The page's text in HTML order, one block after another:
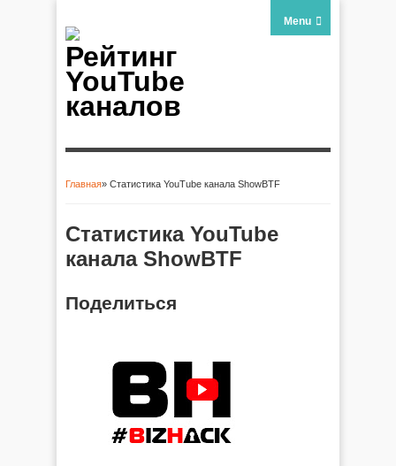
Рейтинг
YouTube
каналов
Menu
Главная» Статистика YouTube канала ShowBTF
Статистика YouTube
канала ShowBTF
Поделиться